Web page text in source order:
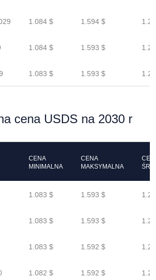
1.084 $ 1.594 $
1.084 $ 1.593 $
1.083 $ 1.593 $
cena USDS na 2030 r
CENA
MINIMALNA
CENA
MAKSYMALNA
1.083 $ 1.593 $
1.083 $ 1.593 $
1.083 $ 1.592 $
1.082 $ 1.592 $